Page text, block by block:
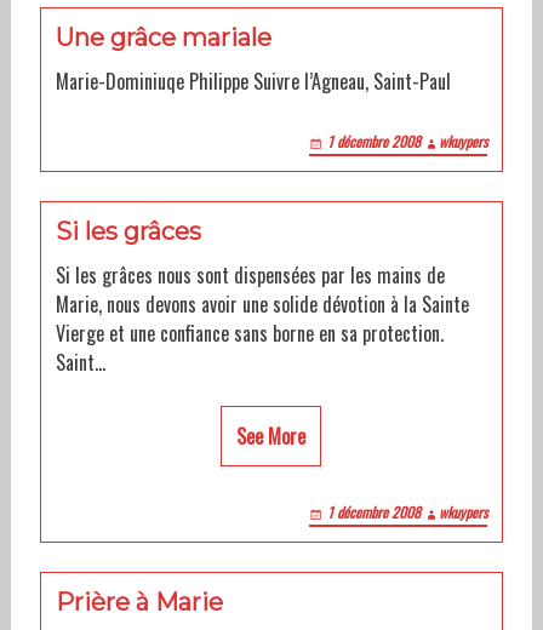
Une grâce mariale
Marie-Dominiuqe Philippe Suivre l’Agneau, Saint-Paul
1 décembre 2008 wkuypers
Si les grâces
Si les grâces nous sont dispensées par les mains de
Marie, nous devons avoir une solide dévotion à la Sainte
Vierge et une confiance sans borne en sa protection.
Saint…
See More
1 décembre 2008 wkuypers
Prière à Marie